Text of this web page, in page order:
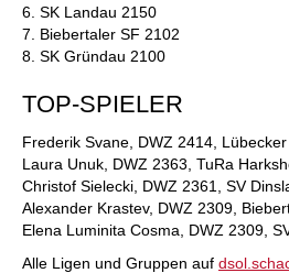
6. SK Landau 2150
7. Biebertaler SF 2102
8. SK Gründau 2100
TOP-SPIELER
Frederik Svane, DWZ 2414, Lübecker
Laura Unuk, DWZ 2363, TuRa
Christof Sielecki, DWZ 2361, SV
Alexander Krastev, DWZ 2309,
Elena Luminita Cosma, DWZ 2309,
Alle Ligen und Gruppen auf